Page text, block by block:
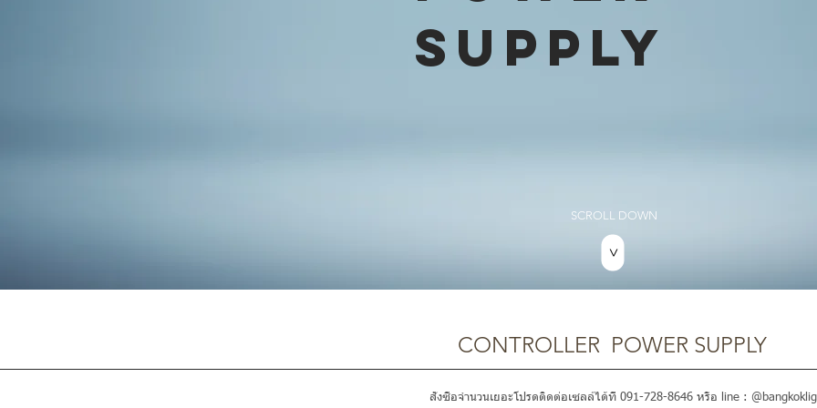
SCROLL DOWN
>
SUPPLY
CONTROLLER POWER SUPPLY
สั่งซื้อจำนวนเยอะโปรดติดต่อเซลล์ได้ที่ 091-728-8646 หรือ line :